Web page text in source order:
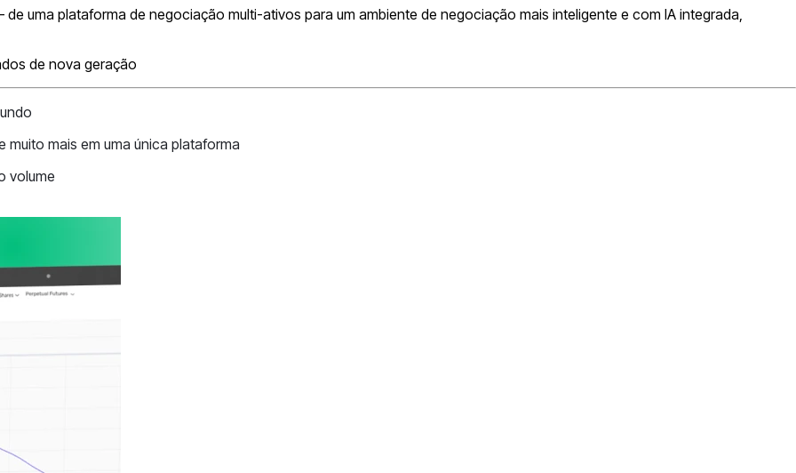
uma plataforma de negociação multi-ativos para um ambiente de negociação mais inteligente e com IA integrada,
de nova geração
muito mais em uma única plataforma
volume